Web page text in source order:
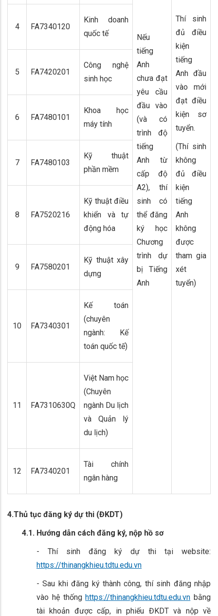
Nếu
tiếng
Anh
chưa đạt
yêu cầu
đầu vào
(và có
trình độ
tiếng
Anh từ
cấp độ
A2), thí
sinh có
thể đăng
ký học
Chương
trình dự
bị Tiếng
Anh
Thí sinh
đủ điều
kiện
tiếng
Anh đầu
vào mới
đạt điều
kiện sơ
tuyển.
(Thí sinh
không
đủ điều
kiện
tiếng
Anh
không
được
tham gia
xét
tuyển)
4 FA7340120
Kinh doanh
quốc tế
5 FA7420201
Công nghệ
sinh học
6 FA7480101
Khoa học
máy tính
7 FA7480103
Kỹ thuật
phần mềm
8 FA7520216
Kỹ thuật điều
khiển và tự
động hóa
9 FA7580201
Kỹ thuật xây
dựng
10 FA7340301
Kế toán
(chuyên
ngành: Kế
toán quốc tế)
11 FA7310630Q
Việt Nam học
(Chuyên
ngành Du lịch
và Quản lý
du lịch)
12 FA7340201
Tài chính
ngân hàng
4.Thủ tục đăng ký dự thi (ĐKDT)
4.1. Hướng dẫn cách đăng ký, nộp hồ sơ
- Thí sinh đăng ký dự thi tại website:
https://thinangkhieu.tdtu.edu.vn
- Sau khi đăng ký thành công, thí sinh đăng nhập
vào hệ thốnghttps://thinangkhieu.tdtu.edu.vn bằng
tài khoản được cấp, in phiếu ĐKDT và nộp về